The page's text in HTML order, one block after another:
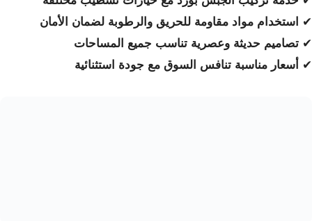
✔
استخدام مواد مقاومة للحريق والرطوبة لضمان الأمان
✔ تصاميم حديثة وعصرية تناسب جميع المساحات
✔
أسعار مناسبة تنافس السوق مع جودة استثنائية